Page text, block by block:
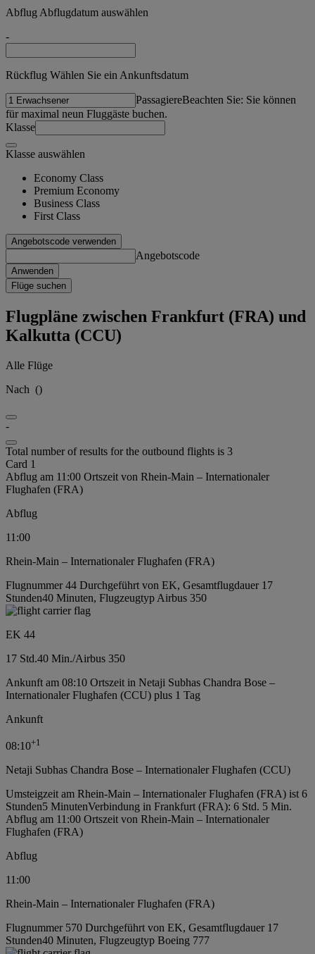
Abflug Abflugdatum auswählen
-
Rückflug Wählen Sie ein Ankunftsdatum
PassagiereBeachten Sie: Sie können
für maximal neun Fluggäste buchen.
Klasse
Klasse auswählen
Economy Class
Premium Economy
Business Class
First Class
Angebotscode verwenden
Angebotscode
Anwenden
Flüge suchen
Flugpläne zwischen Frankfurt (FRA) und
Kalkutta (CCU)
Alle Flüge
Nach ()
-
Total number of results for the outbound flights is 3
Card 1
Abflug am 11:00 Ortszeit von Rhein-Main – Internationaler
Flughafen (FRA)
Abflug
11:00
Rhein-Main – Internationaler Flughafen (FRA)
Flugnummer 44 Durchgeführt von EK, Gesamtflugdauer 17
Stunden40 Minuten, Flugzeugtyp Airbus 350
EK 44
17 Std.40 Min./Airbus 350
Ankunft am 08:10 Ortszeit in Netaji Subhas Chandra Bose –
Internationaler Flughafen (CCU) plus 1 Tag
Ankunft
08:10+1
Netaji Subhas Chandra Bose – Internationaler Flughafen (CCU)
Umsteigzeit am Rhein-Main – Internationaler Flughafen (FRA) ist 6
Stunden5 MinutenVerbindung in Frankfurt (FRA): 6 Std. 5 Min.
Abflug am 11:00 Ortszeit von Rhein-Main – Internationaler
Flughafen (FRA)
Abflug
11:00
Rhein-Main – Internationaler Flughafen (FRA)
Flugnummer 570 Durchgeführt von EK, Gesamtflugdauer 17
Stunden40 Minuten, Flugzeugtyp Boeing 777